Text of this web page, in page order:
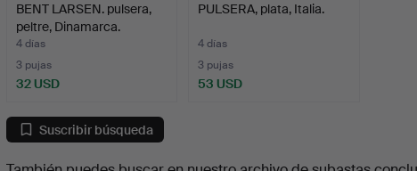
BENT LARSEN. pulsera,
peltre, Dinamarca.
4 días
3 pujas
32 USD
PULSERA, plata, Italia.
4 días
3 pujas
53 USD
Suscribir búsqueda